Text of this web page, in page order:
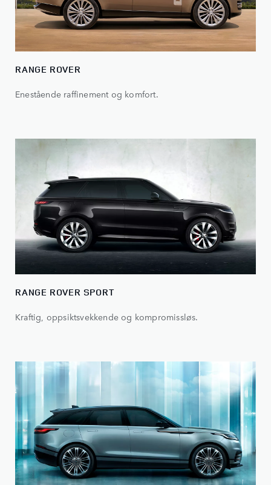
RANGE ROVER
Enestående raffinement og komfort.
RANGE ROVER SPORT
Kraftig, oppsiktsvekkende og kompromissløs.